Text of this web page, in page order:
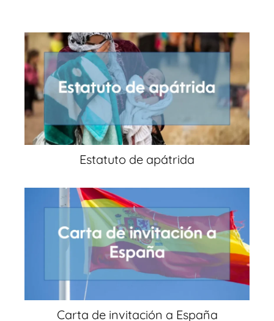
Estatuto de apátrida
Carta de invitación a España